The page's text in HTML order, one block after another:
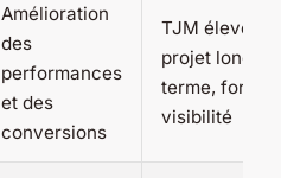
Amélioration
des
performances
et des
conversions
TJM élevé,
projet long
terme, forte
visibilité